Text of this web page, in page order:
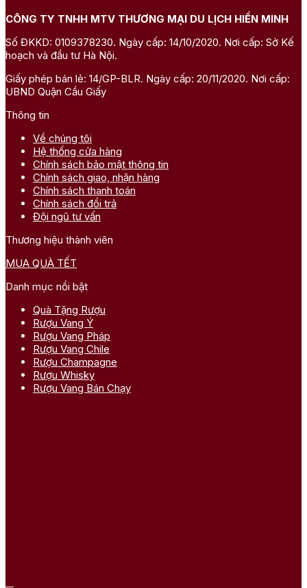
CÔNG TY TNHH MTV THƯƠNG MẠI DU LỊCH HIỀN MINH
Số ĐKKD: 0109378230. Ngày cấp: 14/10/2020. Nơi cấp: Sở Kế
hoạch và đầu tư Hà Nội.
Giấy phép bán lẻ: 14/GP-BLR. Ngày cấp: 20/11/2020. Nơi cấp:
UBND Quận Cầu Giấy
Thông tin
Về chúng tôi
Hệ thống cửa hàng
Chính sách bảo mật thông tin
Chính sách giao, nhận hàng
Chính sách thanh toán
Chính sách đổi trả
Đội ngũ tư vấn
Thương hiệu thành viên
MUA QUÀ TẾT
Danh mục nổi bật
Quà Tặng Rượu
Rượu Vang Ý
Rượu Vang Pháp
Rượu Vang Chile
Rượu Champagne
Rượu Whisky
Rượu Vang Bán Chạy